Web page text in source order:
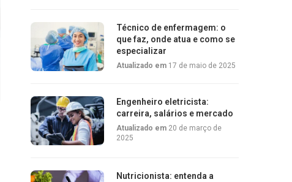
Técnico de enfermagem: o
que faz, onde atua e como se
especializar
Atualizado em 17 de maio de 2025
Engenheiro eletricista:
carreira, salários e mercado
Atualizado em 20 de março de
2025
Nutricionista: entenda a